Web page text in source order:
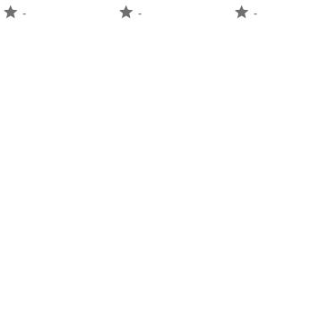
-
гірокомпаса
-
-